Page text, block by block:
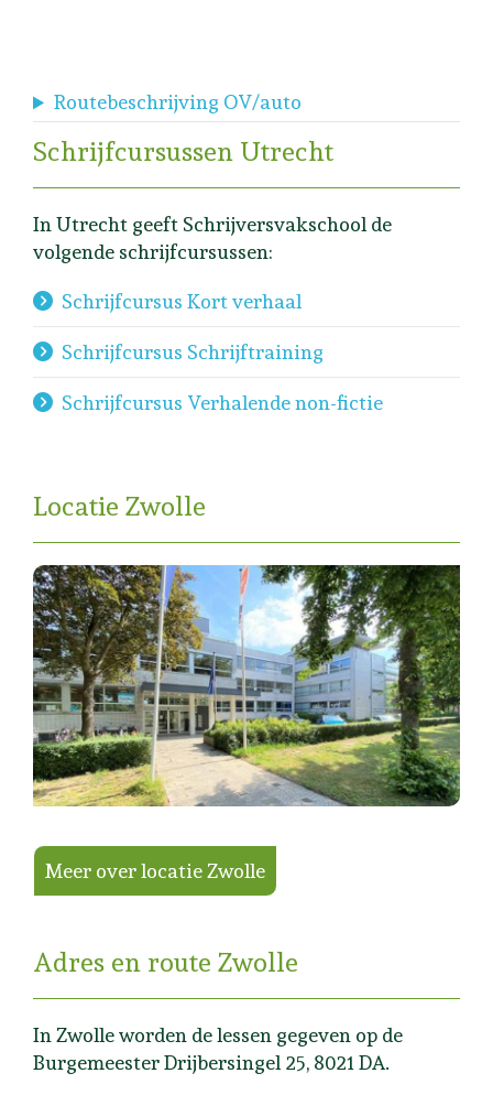
Routebeschrijving OV/auto
Schrijfcursussen Utrecht
In Utrecht geeft Schrijversvakschool de
volgende schrijfcursussen:
Schrijfcursus Kort verhaal
Schrijfcursus Schrijftraining
Schrijfcursus Verhalende non-fictie
Locatie Zwolle
Meer over locatie Zwolle
Adres en route Zwolle
In Zwolle worden de lessen gegeven op de
Burgemeester Drijbersingel 25, 8021 DA.